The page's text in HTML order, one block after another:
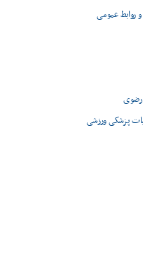
روابط عمومی
رضوی
پزشکی ورزشی